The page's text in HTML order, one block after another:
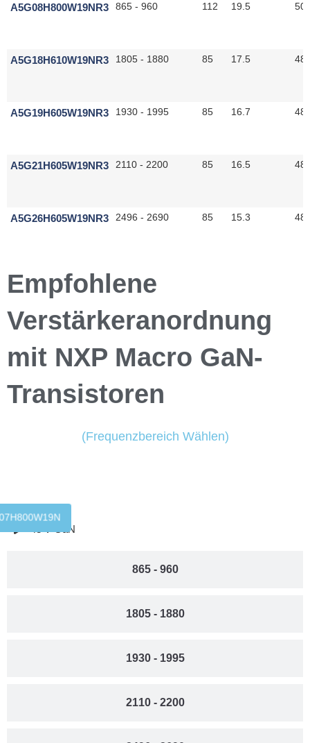
A5G08H800W19NR3 865 - 960 112 19.5 50
A5G18H610W19NR3 1805 - 1880 85 17.5 48
A5G19H605W19NR3 1930 - 1995 85 16.7 48
A5G21H605W19NR3 2110 - 2200 85 16.5 48
A5G26H605W19NR3 2496 - 2690 85 15.3 48
Empfohlene
Verstärkeranordnung
mit NXP Macro GaN-
Transistoren
(Frequenzbereich Wählen)
865 - 960
1805 - 1880
1930 - 1995
2110 - 2200
48 V GaN